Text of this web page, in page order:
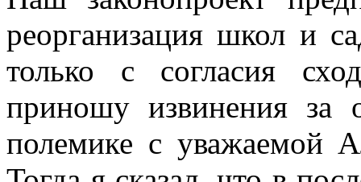
реорганизация школ и
только с согласия
приношу извинения
полемике с уважаемой